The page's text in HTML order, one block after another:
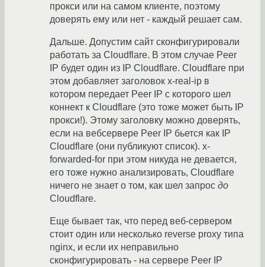
прокси или на самом клиенте, поэтому
доверять ему или нет - каждый решает сам.
Дальше. Допустим сайт сконфигурировали
работать за Cloudflare. В этом случае Peer
IP будет один из IP Cloudflare. Cloudflare при
этом добавляет заголовок x-real-ip в
котором передает Peer IP с которого шел
коннект к Cloudflare (это тоже может быть IP
прокси!). Этому заголовку можно доверять,
если на вебсервере Peer IP бьется как IP
Cloudflare (они публикуют список). x-
forwarded-for при этом никуда не девается,
его тоже нужно анализировать, Cloudflare
ничего не знает о том, как шел запрос до
Cloudflare.
Еще бывает так, что перед веб-сервером
стоит один или несколько reverse proxy типа
nginx, и если их неправильно
сконфигурировать - на сервере Peer IP